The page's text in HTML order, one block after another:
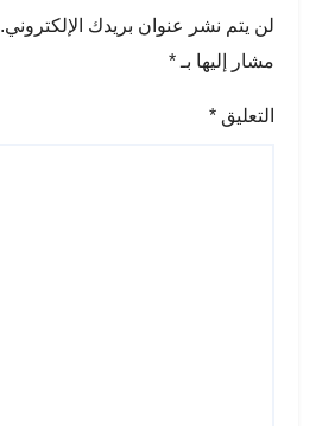
لن يتم نشر عنوان بريدك الإلكتروني.
مشار إليها بـ*
التعليق *